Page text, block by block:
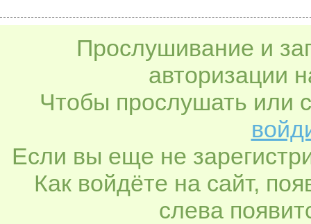
Прослушивание и
авторизации
Чтобы прослушать или
Если вы еще не
Как войдёте на сайт,
слева